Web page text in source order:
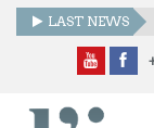
LAST NEWS